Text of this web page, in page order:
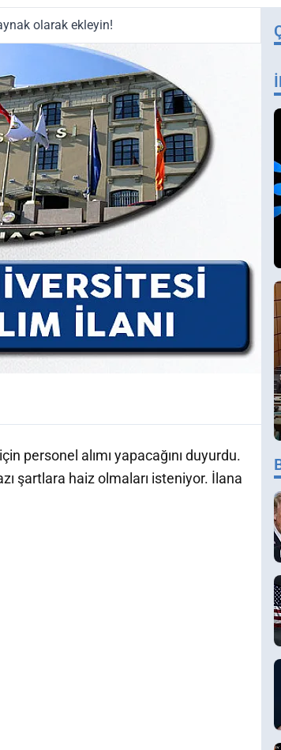
olarak ekleyin!
personel alımı yapacağını duyurdu.
şartlara haiz olmaları isteniyor. İlana